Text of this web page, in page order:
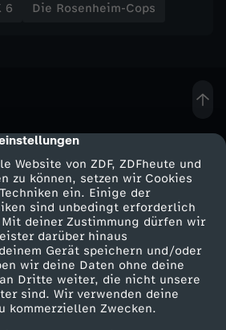
Website von ZDF, ZDFheute und
zu können, setzen wir Cookies
ein. Einige der
sind unbedingt erforderlich
deiner Zustimmung dürfen wir
darüber hinaus
Gerät speichern und/oder
wir deine Daten ohne deine
Dritte weiter, die nicht unsere
sind. Wir verwenden deine
kommerziellen Zwecken.
6 Die Rosenheim-Cops
Service
ZDFmitreden
Kontakt zum ZDF
Tickets